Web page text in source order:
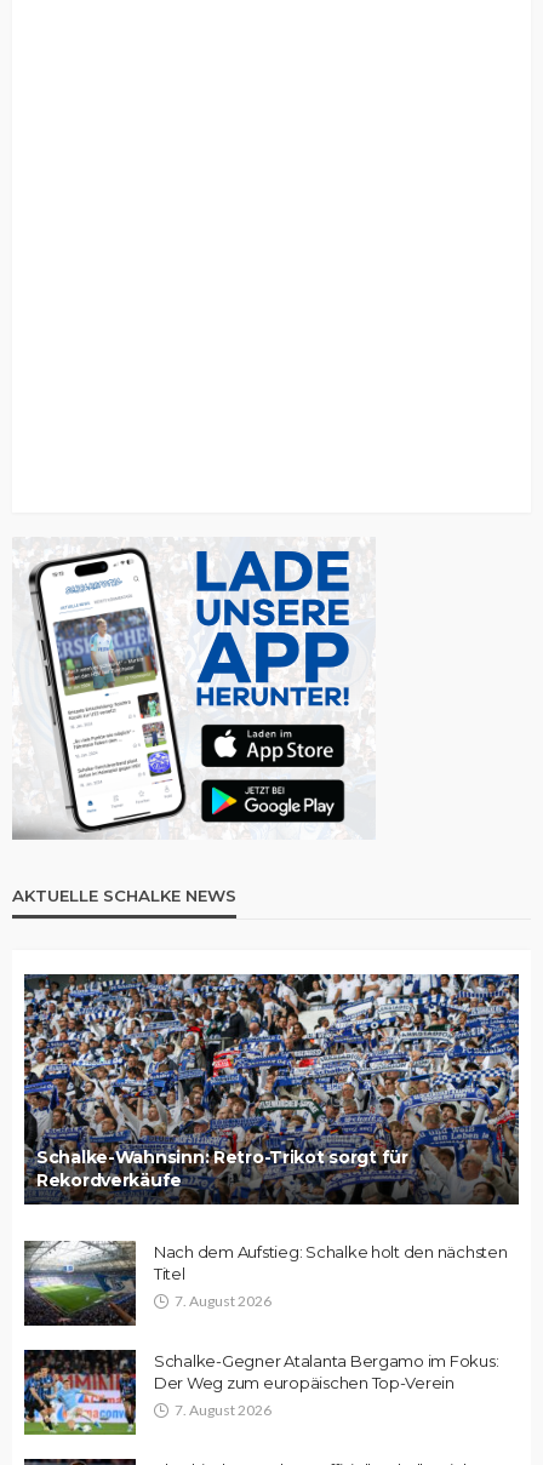
AKTUELLE SCHALKE NEWS
Schalke-Wahnsinn: Retro-Trikot sorgt für
Rekordverkäufe
Nach dem Aufstieg: Schalke holt den nächsten
Titel
7. August 2026
Schalke-Gegner Atalanta Bergamo im Fokus:
Der Weg zum europäischen Top-Verein
7. August 2026